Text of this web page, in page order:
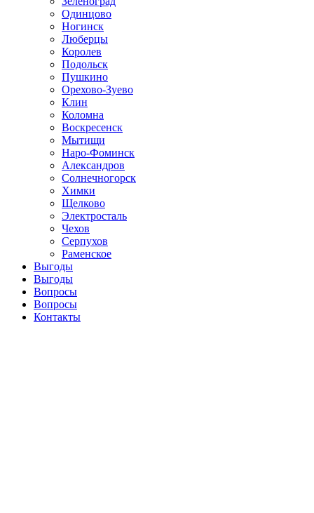
Одинцово
Ногинск
Люберцы
Королев
Подольск
Пушкино
Орехово-Зуево
Клин
Коломна
Воскресенск
Мытищи
Наро-Фоминск
Александров
Солнечногорск
Химки
Щелково
Электросталь
Чехов
Серпухов
Раменское
Выгоды
Выгоды
Вопросы
Вопросы
Контакты